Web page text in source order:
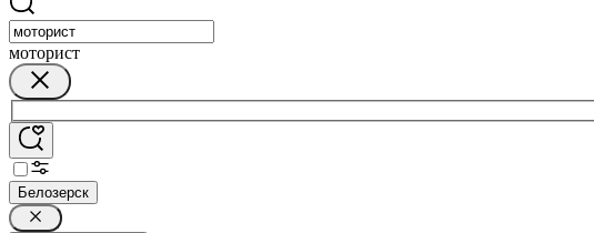
моторист
Белозерск